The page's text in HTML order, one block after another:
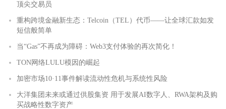
顶尖交易员
重构跨境金融新生态：Telcoin（TEL）代币——让全球汇款如发
短信般简单
当“Gas”不再成为障碍：Web3支付体验的再次简化！
TON网络LULU模因的崛起
加密市场10·11事件解读流动性危机与系统性风险
大洋集团未来或通过供股集资 用于发展AI数字人、RWA架构及购
买战略性数字资产